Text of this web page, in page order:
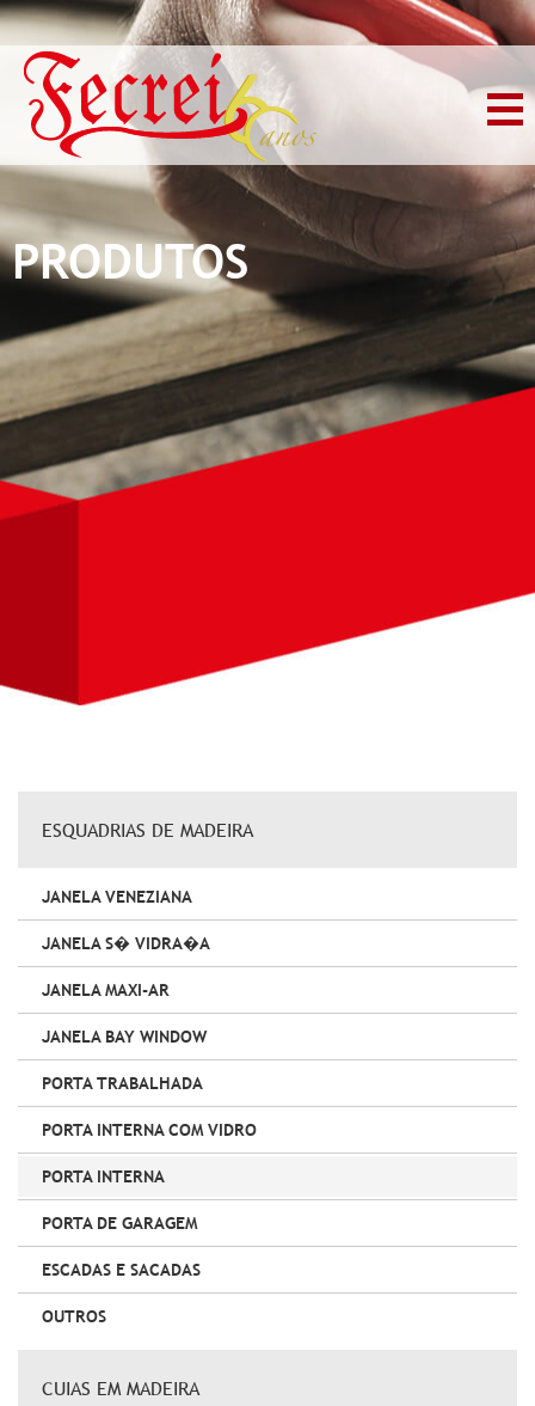
PRODUTOS
ESQUADRIAS DE MADEIRA
JANELA VENEZIANA
JANELA S� VIDRA�A
JANELA MAXI-AR
JANELA BAY WINDOW
PORTA TRABALHADA
PORTA INTERNA COM VIDRO
PORTA INTERNA
PORTA DE GARAGEM
ESCADAS E SACADAS
OUTROS
CUIAS EM MADEIRA